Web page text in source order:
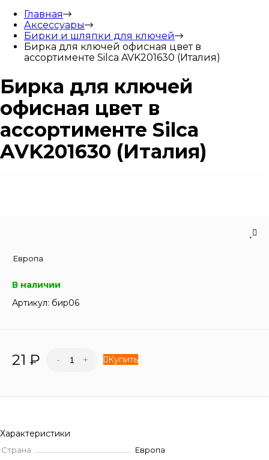
Главная
Аксессуары
Бирки и шляпки для ключей
Бирка для ключей офисная цвет в
ассортименте Silca AVK201630 (Италия)
Бирка для ключей
офисная цвет в
ассортименте Silca
AVK201630 (Италия)
Европа
В наличии
Артикул: бир06
21 ₽ - + Купить
Характеристики
Страна Европа